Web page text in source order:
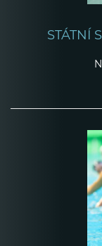
STÁTNÍ